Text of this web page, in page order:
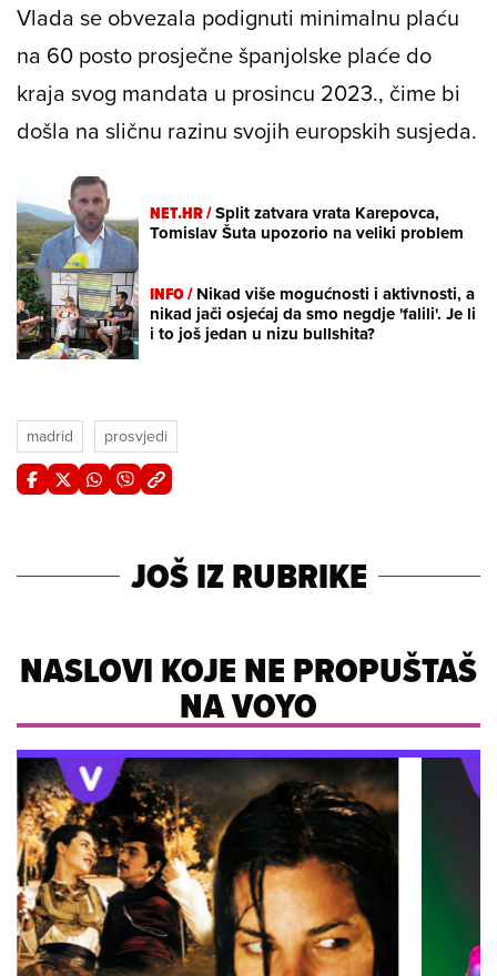
Vlada se obvezala podignuti minimalnu plaću
na 60 posto prosječne španjolske plaće do
kraja svog mandata u prosincu 2023., čime bi
došla na sličnu razinu svojih europskih susjeda.
NET.HR /Split zatvara vrata Karepovca,
Tomislav Šuta upozorio na veliki problem
INFO /Nikad više mogućnosti i aktivnosti, a
nikad jači osjećaj da smo negdje 'falili'. Je li
i to još jedan u nizu bullshita?
madrid prosvjedi
JOŠ IZ RUBRIKE
NASLOVI KOJE NE PROPUŠTAŠ
NA VOYO